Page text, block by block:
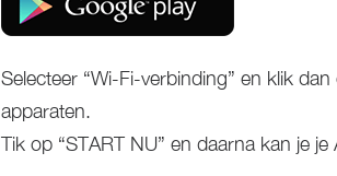
Selecteer “Wi-Fi-verbinding” en klik
apparaten.
Tik op “START NU” en daarna kan je